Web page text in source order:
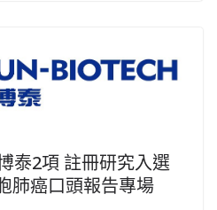
泰2項 註冊研究入選
肺癌口頭報告專場